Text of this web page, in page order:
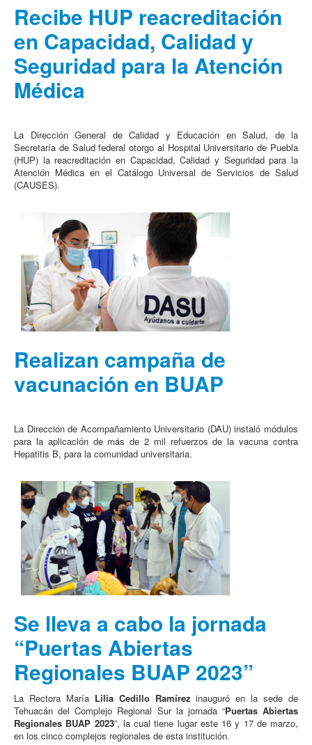
Recibe HUP reacreditación
en Capacidad, Calidad y
Seguridad para la Atención
Médica
La Dirección General de Calidad y Educación en Salud, de la
Secretaría de Salud federal otorgo al Hospital Universitario de Puebla
(HUP) la reacreditación en Capacidad, Calidad y Seguridad para la
Atención Médica en el Catálogo Universal de Servicios de Salud
(CAUSES).
Realizan campaña de
vacunación en BUAP
La Dirección de Acompañamiento Universitario (DAU) instaló módulos
para la aplicación de más de 2 mil refuerzos de la vacuna contra
Hepatitis B, para la comunidad universitaria.
Se lleva a cabo la jornada
“Puertas Abiertas
Regionales BUAP 2023”
La Rectora MaríaLilia Cedillo Ramírez inauguró en la sede de
Tehuacán del Complejo Regional Sur la jornada “Puertas Abiertas
Regionales BUAP 2023”, la cual tiene lugar este 16 y 17 de marzo,
en los cinco complejos regionales de esta institución.